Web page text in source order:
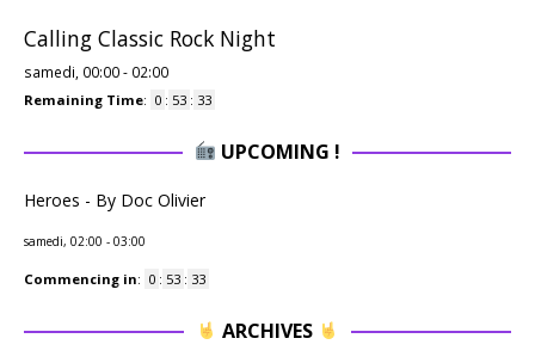
Calling Classic Rock Night
samedi, 00:00- 02:00
Remaining Time: 0 : 53 : 32
UPCOMING !
Heroes - By Doc Olivier
samedi, 02:00 - 03:00
Commencing in: 0 : 53 : 32
ARCHIVES